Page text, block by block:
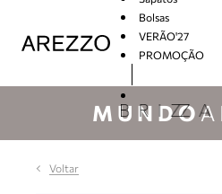
Bolsas
VERÃO'27
PROMOÇÃO
MUNDO
Voltar